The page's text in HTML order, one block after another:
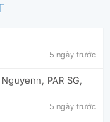
5 ngày trước
PAR SG,
5 ngày trước